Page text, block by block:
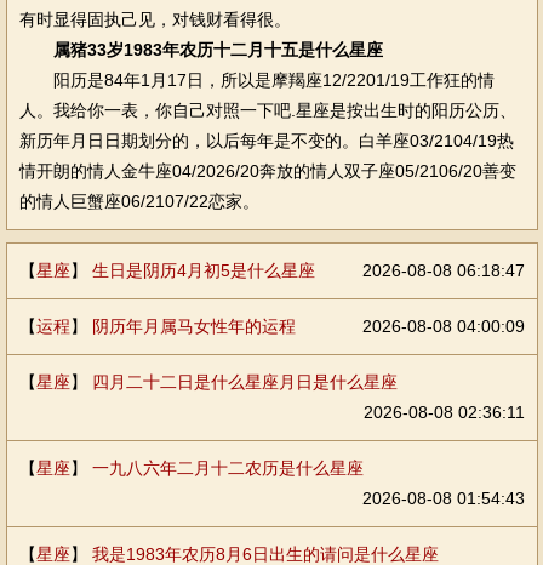
有时显得固执己见，对钱财看得很。
属猪33岁1983年农历十二月十五是什么星座
阳历是84年1月17日，所以是摩羯座12/2201/19工作狂的情
人。我给你一表，你自己对照一下吧.星座是按出生时的阳历公历、
新历年月日日期划分的，以后每年是不变的。白羊座03/2104/19热
情开朗的情人金牛座04/2026/20奔放的情人双子座05/2106/20善变
的情人巨蟹座06/2107/22恋家。
【星座】 生日是阴历4月初5是什么星座 2026-08-08 06:18:47
【运程】 阴历年月属马女性年的运程 2026-08-08 04:00:09
【星座】 四月二十二日是什么星座月日是什么星座
2026-08-08 02:36:11
【星座】 一九八六年二月十二农历是什么星座
2026-08-08 01:54:43
【星座】 我是1983年农历8月6日出生的请问是什么星座